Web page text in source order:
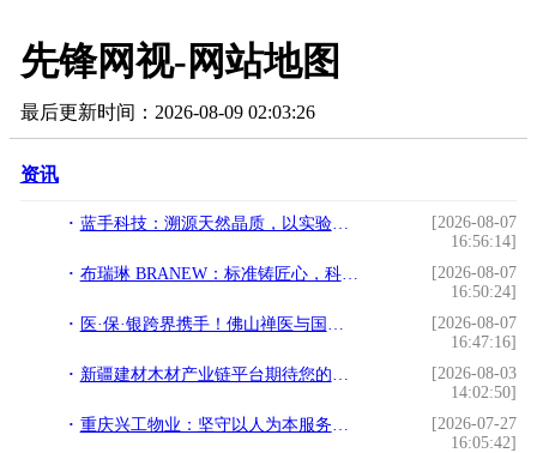
先锋网视-网站地图
最后更新时间：2026-08-09 02:03:26
资讯
蓝手科技：溯源天然晶质，以实验室级研发重塑日常生活美学
[2026-08-07
16:56:14]
布瑞琳 BRANEW：标准铸匠心，科创启新程，构建冬奥级高端洗护服务生态
[2026-08-07
16:50:24]
医·保·银跨界携手！佛山禅医与国寿、广发达成三方共建签约仪式圆满举行
[2026-08-07
16:47:16]
新疆建材木材产业链平台期待您的加入，诚邀您入驻！
[2026-08-03
14:02:50]
重庆兴工物业：坚守以人为本服务初心 打造川渝多业态一体化综合后勤服务商
[2026-07-27
16:05:42]